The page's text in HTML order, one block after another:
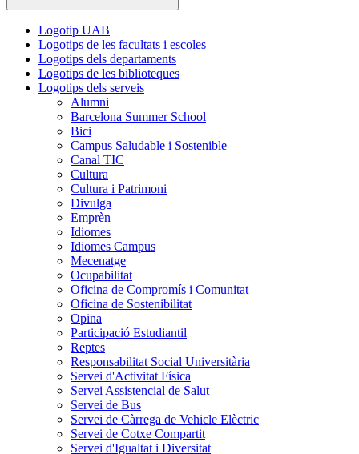
Logotip UAB
Logotips de les facultats i escoles
Logotips dels departaments
Logotips de les biblioteques
Logotips dels serveis
Alumni
Barcelona Summer School
Bici
Campus Saludable i Sostenible
Canal TIC
Cultura
Cultura i Patrimoni
Divulga
Emprèn
Idiomes
Idiomes Campus
Mecenatge
Ocupabilitat
Oficina de Compromís i Comunitat
Oficina de Sostenibilitat
Opina
Participació Estudiantil
Reptes
Responsabilitat Social Universitària
Servei d'Activitat Física
Servei Assistencial de Salut
Servei de Bus
Servei de Càrrega de Vehicle Elèctric
Servei de Cotxe Compartit
Servei d'Igualtat i Diversitat